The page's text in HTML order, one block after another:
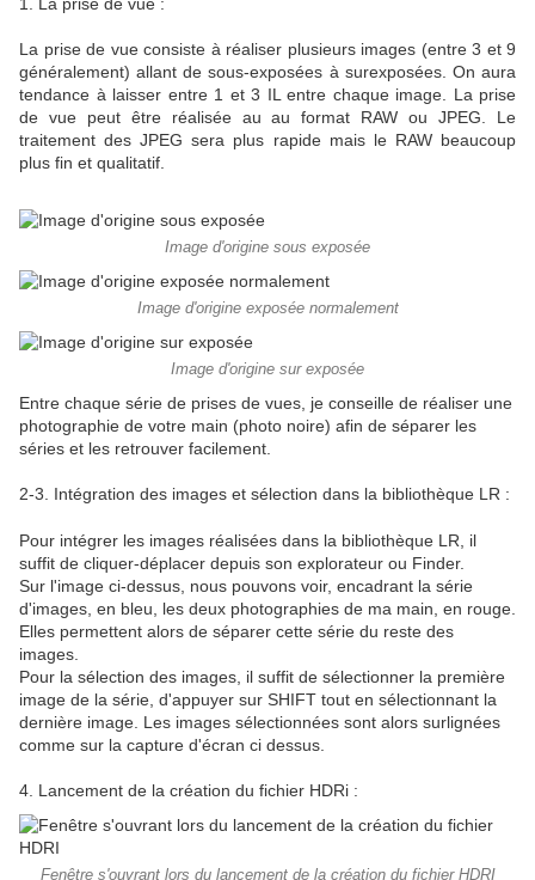
La prise de vue consiste à réaliser plusieurs images (entre 3 et 9
généralement) allant de sous-exposées à surexposées. On aura
tendance à laisser entre 1 et 3 IL entre chaque image. La prise
de vue peut être réalisée au au format RAW ou JPEG. Le
traitement des JPEG sera plus rapide mais le RAW beaucoup
plus fin et qualitatif.
Image d'origine sous exposée
Image d'origine exposée normalement
Image d'origine sur exposée
Entre chaque série de prises de vues, je conseille de réaliser une
photographie de votre main (photo noire) afin de séparer les
séries et les retrouver facilement.
2-3. Intégration des images et sélection dans la bibliothèque LR :
Pour intégrer les images réalisées dans la bibliothèque LR, il
suffit de cliquer-déplacer depuis son explorateur ou Finder.
Sur l'image ci-dessus, nous pouvons voir, encadrant la série
d'images, en bleu, les deux photographies de ma main, en rouge.
Elles permettent alors de séparer cette série du reste des
images.
Pour la sélection des images, il suffit de sélectionner la première
image de la série, d'appuyer sur SHIFT tout en sélectionnant la
dernière image. Les images sélectionnées sont alors surlignées
comme sur la capture d'écran ci dessus.
4. Lancement de la création du fichier HDRi :
Fenêtre s'ouvrant lors du lancement de la création du fichier HDRI